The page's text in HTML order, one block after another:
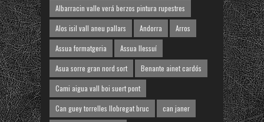
Albarracin valle verá berzos pintura rupestres
Alos isil vall aneu pallars
Andorra
Arros
Assua formatgeria
Assua llessuí
Asua sorre gran nord sort
Benante ainet cardós
Cami aigua vall boi suert pont
Can guey torrelles llobregat bruc
can janer